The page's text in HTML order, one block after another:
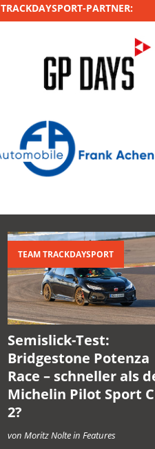
TRACKDAYSPORT-PARTNER:
TEAM TRACKDAYSPORT
Semislick-Test:
Bridgestone Potenza
Race – schneller als
Michelin Pilot Sport
2?
von Moritz Nolte in Features